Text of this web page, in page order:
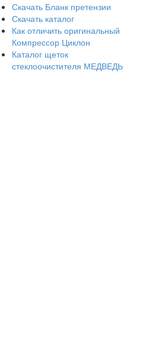
Скачать Бланк претензии
Скачать каталог
Как отличить оригинальный
Компрессор Циклон
Каталог щеток
стеклоочистителя МЕДВЕДЬ